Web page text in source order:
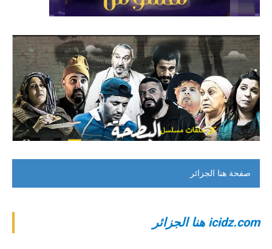
صفحة هنا الجزائر
‎icidz.com هنا الجزائر‎